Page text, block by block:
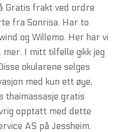
Gratis frakt ved ordre
fra Sonrisa. Har to
og Willemo. Her har vi
I mitt tilfelle gikk jeg
okularene selges
med kun ett øye,
thaimassasje gratis
opptatt med dette
AS på Jessheim.